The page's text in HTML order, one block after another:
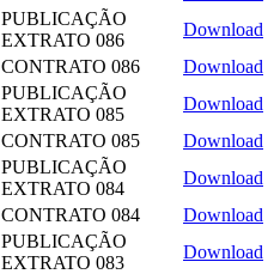
PUBLICAÇÃO
EXTRATO 086
Download
CONTRATO 086
Download
PUBLICAÇÃO
EXTRATO 085
Download
CONTRATO 085
Download
PUBLICAÇÃO
EXTRATO 084
Download
CONTRATO 084
Download
PUBLICAÇÃO
EXTRATO 083
Download